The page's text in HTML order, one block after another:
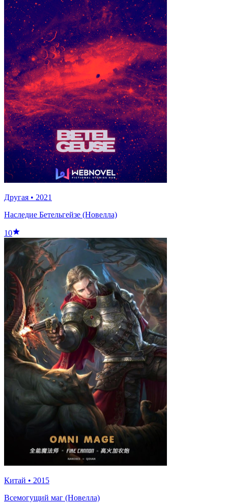
Другая • 2021
Наследие Бетельгейзе (Новелла)
10
Китай • 2015
Всемогущий маг (Новелла)